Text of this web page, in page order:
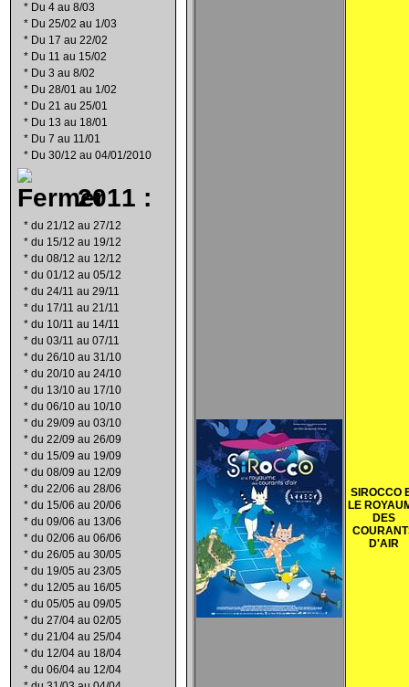
* Du 4 au 8/03
* Du 25/02 au 1/03
* Du 17 au 22/02
* Du 11 au 15/02
* Du 3 au 8/02
* Du 28/01 au 1/02
* Du 21 au 25/01
* Du 13 au 18/01
* Du 7 au 11/01
* Du 30/12 au 04/01/2010
2011 :
* du 21/12 au 27/12
* du 15/12 au 19/12
* du 08/12 au 12/12
* du 01/12 au 05/12
* du 24/11 au 29/11
* du 17/11 au 21/11
* du 10/11 au 14/11
* du 03/11 au 07/11
* du 26/10 au 31/10
* du 20/10 au 24/10
* du 13/10 au 17/10
* du 06/10 au 10/10
* du 29/09 au 03/10
* du 22/09 au 26/09
* du 15/09 au 19/09
* du 08/09 au 12/09
* du 22/06 au 28/06
* du 15/06 au 20/06
* du 09/06 au 13/06
* du 02/06 au 06/06
* du 26/05 au 30/05
* du 19/05 au 23/05
* du 12/05 au 16/05
* du 05/05 au 09/05
* du 27/04 au 02/05
* du 21/04 au 25/04
* du 12/04 au 18/04
* du 06/04 au 12/04
SIROCCO
LE
DES
D'AIR